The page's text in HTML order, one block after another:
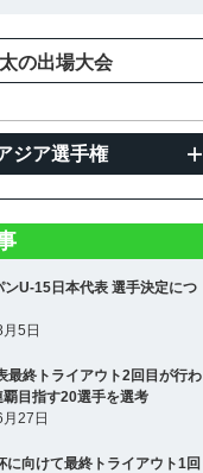
の出場大会
ジア選手権
ンU-15日本代表 選手決定につ
5日
最終トライアウト2回目が行わ
覇目指す20選手を選考
27日
に向けて最終トライアウト1回